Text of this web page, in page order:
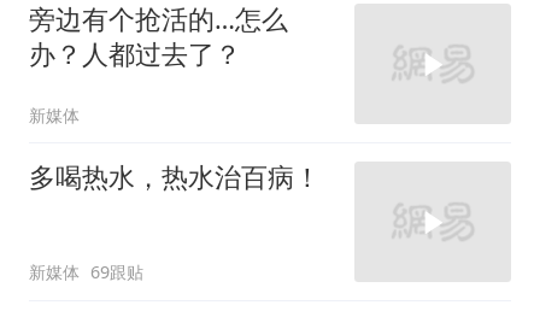
旁边有个抢活的…怎么
办？人都过去了？
新媒体
多喝热水，热水治百病！
新媒体 69跟贴